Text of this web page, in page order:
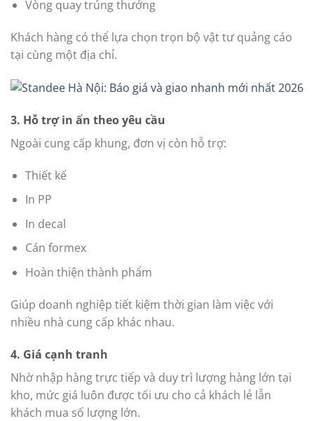
Vòng quay trúng thưởng
Khách hàng có thể lựa chọn trọn bộ vật tư quảng cáo
tại cùng một địa chỉ.
3. Hỗ trợ in ấn theo yêu cầu
Ngoài cung cấp khung, đơn vị còn hỗ trợ:
Thiết kế
In PP
In decal
Cán formex
Hoàn thiện thành phẩm
Giúp doanh nghiệp tiết kiệm thời gian làm việc với
nhiều nhà cung cấp khác nhau.
4. Giá cạnh tranh
Nhờ nhập hàng trực tiếp và duy trì lượng hàng lớn tại
kho, mức giá luôn được tối ưu cho cả khách lẻ lẫn
khách mua số lượng lớn.